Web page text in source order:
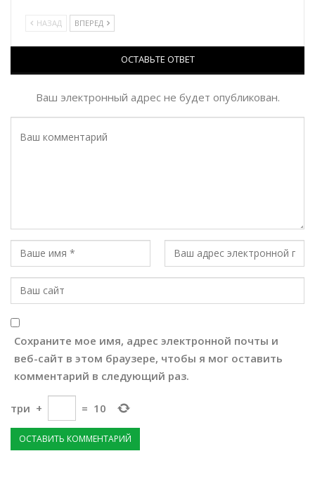
НАЗАД ВПЕРЕД
ОСТАВЬТЕ ОТВЕТ
Ваш электронный адрес не будет опубликован.
Сохраните мое имя, адрес электронной почты и
веб-сайт в этом браузере, чтобы я мог оставить
комментарий в следующий раз.
три + = 10